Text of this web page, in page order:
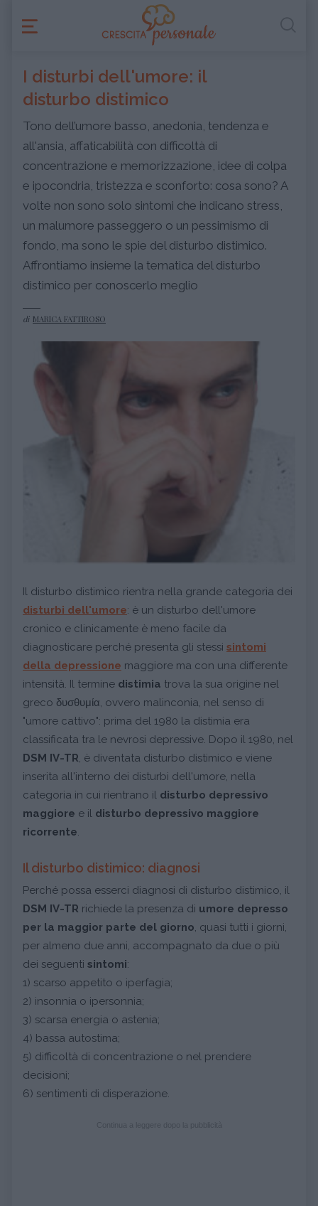
I disturbi dell'umore: il
disturbo distimico
Tono dell’umore basso, anedonia, tendenza e
all'ansia, affaticabilità con difficoltà di
concentrazione e memorizzazione, idee di colpa
e ipocondria, tristezza e sconforto: cosa sono? A
volte non sono solo sintomi che indicano stress,
un malumore passeggero o un pessimismo di
fondo, ma sono le spie del disturbo distimico.
Affrontiamo insieme la tematica del disturbo
distimico per conoscerlo meglio
di MARICA FATTIROSO
Il disturbo distimico rientra nella grande categoria dei
disturbi dell'umore: è un disturbo dell'umore
cronico e clinicamente è meno facile da
diagnosticare perché presenta gli stessi sintomi
della depressione maggiore ma con una differente
intensità. Il termine distimia trova la sua origine nel
greco δυσθυμία, ovvero malinconia, nel senso di
"umore cattivo": prima del 1980 la distimia era
classificata tra le nevrosi depressive. Dopo il 1980, nel
DSM IV-TR, è diventata disturbo distimico e viene
inserita all'interno dei disturbi dell'umore, nella
categoria in cui rientrano il disturbo depressivo
maggiore e il disturbo depressivo maggiore
ricorrente.
Il disturbo distimico: diagnosi
Perché possa esserci diagnosi di disturbo distimico, il
DSM IV-TR richiede la presenza di umore depresso
per la maggior parte del giorno, quasi tutti i giorni,
per almeno due anni, accompagnato da due o più
dei seguenti sintomi:
1) scarso appetito o iperfagia;
2) insonnia o ipersonnia;
3) scarsa energia o astenia;
4) bassa autostima;
5) difficoltà di concentrazione o nel prendere
decisioni;
6) sentimenti di disperazione.